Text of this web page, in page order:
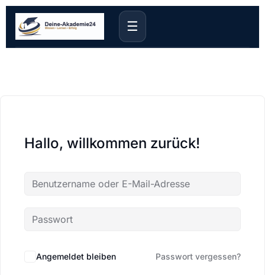
☰
Hallo, willkommen zurück!
Angemeldet bleiben Passwort vergessen?